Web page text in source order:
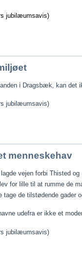
jubilæumsavis)
i Dragsbæk, kan det
jubilæumsavis)
menneskehav
vejen forbi Thisted
for lille til at rumme de
tage de tilstødende gader
udefra er ikke et
jubilæumsavis)